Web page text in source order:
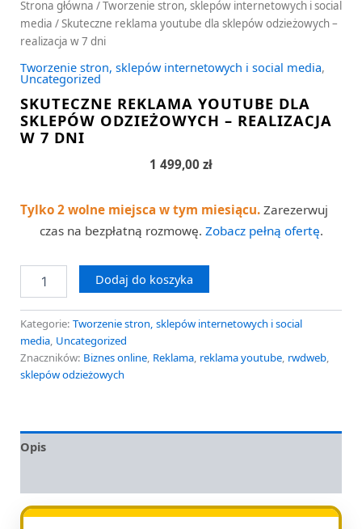
Strona główna /Tworzenie stron, sklepów internetowych i social
media / Skuteczne reklama youtube dla sklepów odzieżowych –
realizacja w 7 dni
Tworzenie stron, sklepów internetowych i social media,
Uncategorized
SKUTECZNE REKLAMA YOUTUBE DLA
SKLEPÓW ODZIEŻOWYCH – REALIZACJA
W 7 DNI
1 499,00 zł
Tylko 2 wolne miejsca w tym miesiącu. Zarezerwuj
czas na bezpłatną rozmowę. Zobacz pełną ofertę.
Dodaj do koszyka
Kategorie: Tworzenie stron, sklepów internetowych i social
media, Uncategorized
Znaczników: Biznes online, Reklama, reklama youtube, rwdweb,
sklepów odzieżowych
Opis